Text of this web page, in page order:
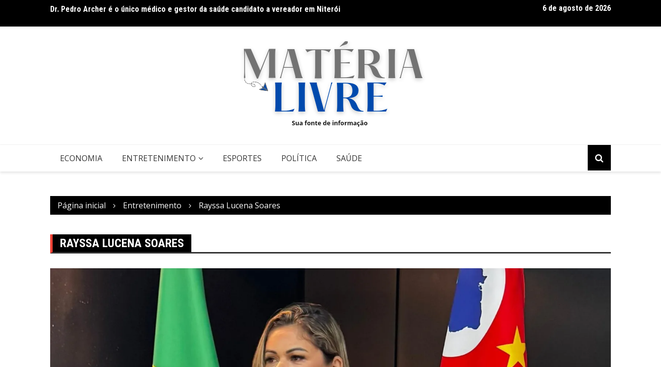
o
Galeria Murilo Castro promove curso sobre a História da Arte Brasileira, do Modernismo à produção
Usecorp consolida a ‘economia do uso’ no B2B brasileiro, vira S.A. e
6 de agosto de 2026
ECONOMIA ENTRETENIMENTO ESPORTES POLÍTICA SAÚDE
Página inicial Entretenimento Rayssa Lucena Soares
RAYSSA LUCENA SOARES